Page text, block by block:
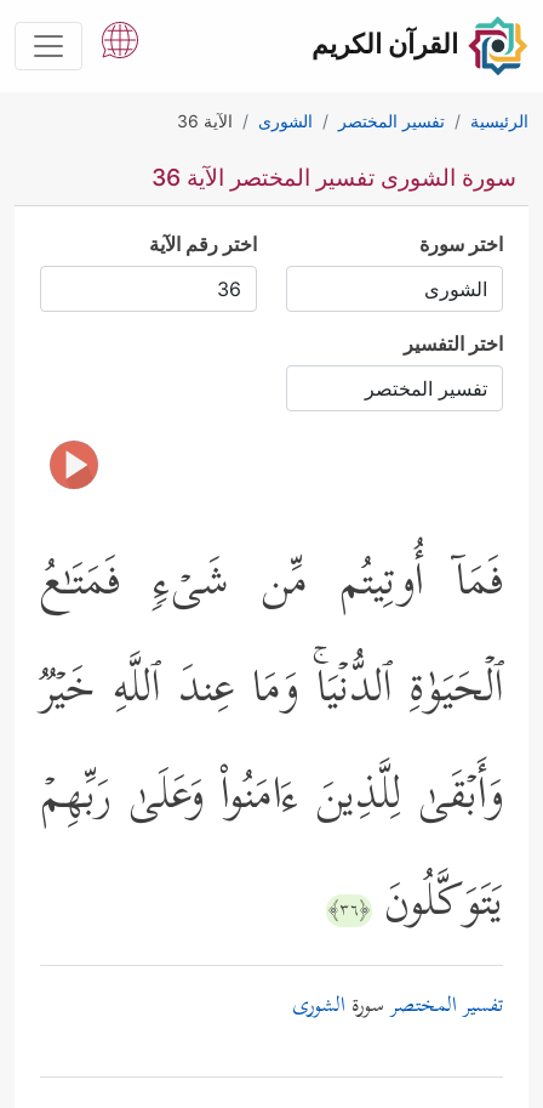
القرآن الكريم
الرئيسية تفسير المختصر الشورى الآية 36
سورة الشورى تفسير المختصر الآية 36
اختر سورة اختر رقم الآية
اختر التفسير
فَمَاۤ أُوتِیتُم مِّن شَیۡءࣲ فَمَتَـٰعُ
ٱلۡحَیَوٰةِ ٱلدُّنۡیَاۚ وَمَا عِندَ ٱللَّهِ خَیۡرࣱ
وَأَبۡقَىٰ لِلَّذِینَ ءَامَنُواْ وَعَلَىٰ رَبِّهِمۡ
یَتَوَكَّلُونَ ﴿٣٦﴾
تفسير المختصرسورة الشورى